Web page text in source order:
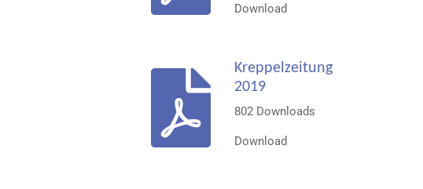
Download
Kreppelzeitung
2019
802 Downloads
Download